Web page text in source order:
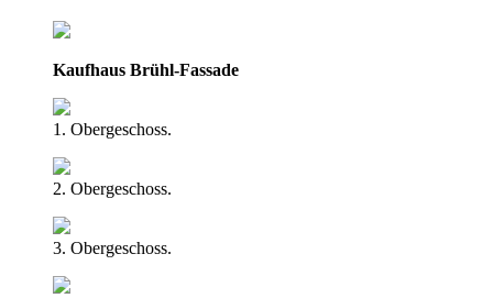
Kaufhaus Brühl-Fassade
1. Obergeschoss.
2. Obergeschoss.
3. Obergeschoss.